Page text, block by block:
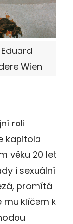
Wien
roli
kapitola
věku 20 let
i sexuální
promítá
mu klíčem k